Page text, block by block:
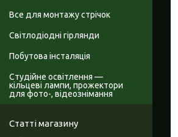
Все для монтажу стрічок
Світлодіодні гірлянди
Побутова інсталяція
Студійне освітлення —
кільцеві лампи, прожектори
для фото-, відеознімання
Статті магазину